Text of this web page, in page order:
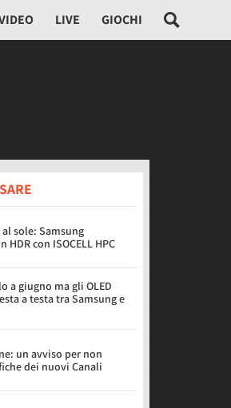
LIVE GIOCHI
sole: Samsung
con ISOCELL HPC
a giugno ma gli OLED
a testa tra Samsung e
un avviso per non
dei nuovi Canali